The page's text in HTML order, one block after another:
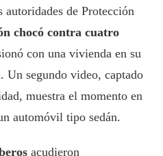
de Protección
chocó contra cuatro
con una vivienda en su
Un segundo video, captado
muestra el momento en
automóvil tipo sedán.
acudieron